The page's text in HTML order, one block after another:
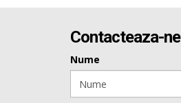
Contacteaza-ne
Nume